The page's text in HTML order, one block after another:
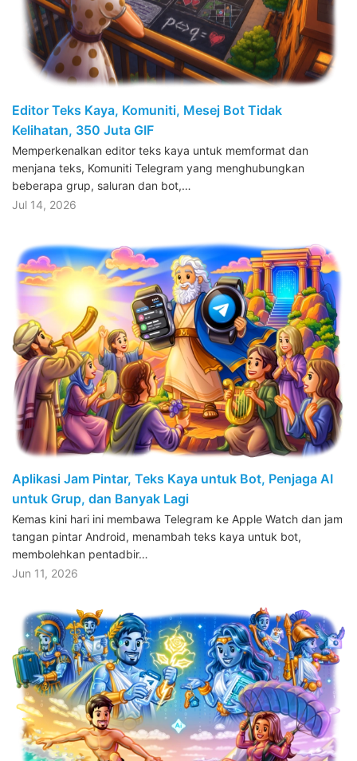
Editor Teks Kaya, Komuniti, Mesej Bot Tidak
Kelihatan, 350 Juta GIF
Memperkenalkan editor teks kaya untuk memformat dan
menjana teks, Komuniti Telegram yang menghubungkan
beberapa grup, saluran dan bot,…
Jul 14, 2026
Aplikasi Jam Pintar, Teks Kaya untuk Bot, Penjaga AI
untuk Grup, dan Banyak Lagi
Kemas kini hari ini membawa Telegram ke Apple Watch dan jam
tangan pintar Android, menambah teks kaya untuk bot,
membolehkan pentadbir…
Jun 11, 2026